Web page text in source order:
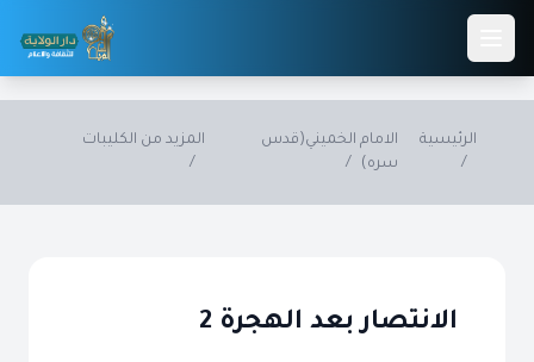
Skip to main content
الرئيسية
/
الامام الخميني(قدس
سره)
/
المزيد من الكليبات
/
الانتصار بعد الهجرة 2